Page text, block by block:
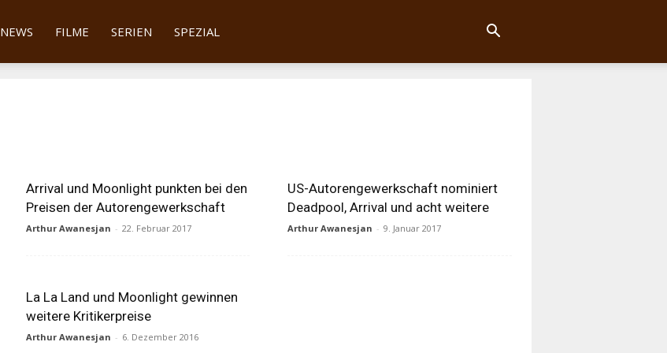
NEWS FILME SERIEN SPEZIAL
Arrival und Moonlight punkten bei den
Preisen der Autorengewerkschaft
Arthur Awanesjan - 22. Februar 2017
US-Autorengewerkschaft nominiert
Deadpool, Arrival und acht weitere
Arthur Awanesjan - 9. Januar 2017
La La Land und Moonlight gewinnen
weitere Kritikerpreise
Arthur Awanesjan - 6. Dezember 2016